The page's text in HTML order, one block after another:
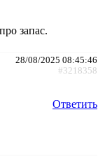
запас.
28/08/2025 08:45:46
#3218358
Ответить